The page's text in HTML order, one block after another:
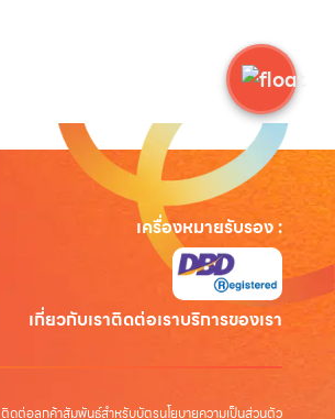
เครื่องหมายรับรอง:
เกี่ยวกับเราติดต่อเราบริการของเรา
ติดต่อลูกค้าสัมพันธ์สำหรับบัตรนโยบายความเป็นส่วนตัว